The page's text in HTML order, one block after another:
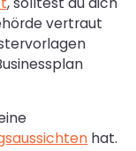
vertraut
hat.